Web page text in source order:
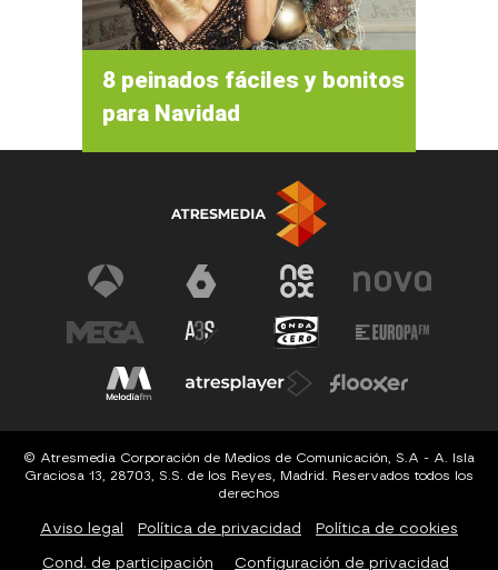
8 peinados fáciles y bonitos
para Navidad
© Atresmedia Corporación de Medios de Comunicación, S.A - A. Isla
Graciosa 13, 28703, S.S. de los Reyes, Madrid. Reservados todos los
derechos
Aviso legal Política de privacidad Política de cookies
Cond. de participación Configuración de privacidad